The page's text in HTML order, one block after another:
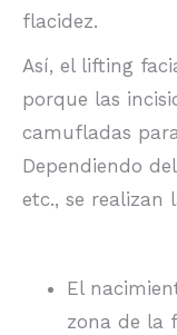
flacidez.
Así, el lifting
porque las
camufladas
Dependiendo
etc., se realizan
El
zona de la